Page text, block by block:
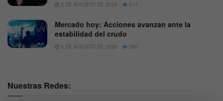
2 DE AGOSTO DE 2026 617
Mercado hoy: Acciones avanzan ante la
estabilidad del crudo
5 DE AGOSTO DE 2026 566
Nuestras Redes: